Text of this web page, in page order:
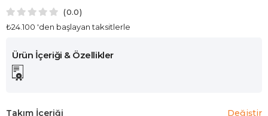
0.0
₺24.100 'den başlayan taksitlerle